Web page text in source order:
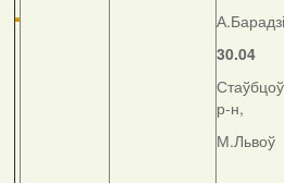
30.04
р-н,
М.Львоў